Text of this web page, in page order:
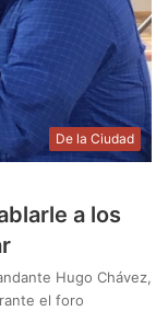
De la Ciudad
a los
Hugo Chávez,
el foro